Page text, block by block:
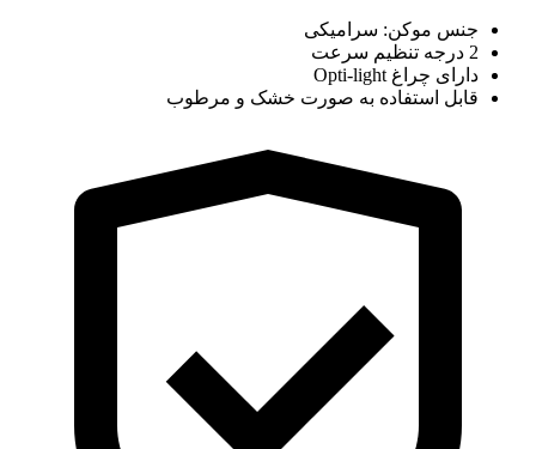
جنس موکن: سرامیکی
2 درجه تنظیم سرعت
دارای چراغ Opti-light
قابل استفاده به صورت خشک و مرطوب